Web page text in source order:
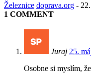
Železnice doprava.org -
1 COMMENT
Juraj 25.
Osobne si myslím,